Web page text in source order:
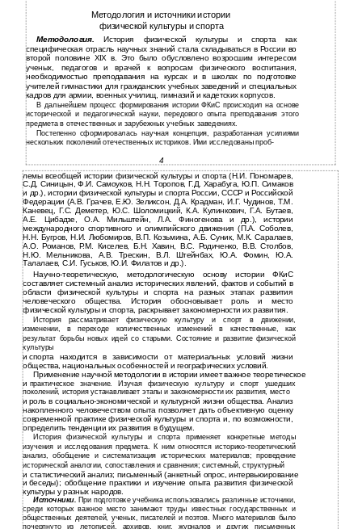
Методология и источники истории
физической культуры и спорта
Методология. История физической культуры и спорта как
специфическая отрасль научных знаний стала складываться в России во
второй половине ХIХ в. Это было обусловлено возросшим интересом
ученых, педагогов и врачей к вопросам физического воспитания,
необходимостью преподавания на курсах и в школах по подготовке
учителей гимнастики для гражданских учебных заведений и специальных
кадров для армии, военных училищ, гимназий и кадетских корпусов.
В дальнейшем процесс формирования истории ФКиС происходил на основе
исторической и педагогической науки, передового опыта преподавания этого
предмета в отечественных и зарубежных учебных заведениях.
Постепенно сформировалась научная концепция, разработанная усилиями
нескольких поколений отечественных историков. Ими исследованы проб-
4
лемы всеобщей истории физической культуры и спорта (Н.И. Пономарев,
С.Д. Синицын, Ф.И. Самоуков, Н.Н. Торопов, Г.Д. Харабуга, Ю.П. Симаков
и др.), истории физической культуры и спорта России, СССР и Российской
Федерации (А.В. Грачев, Е.Ю. Зеликсон, Д.А. Крадман, И.Г. Чудинов, Т.М.
Каневец, Г.С. Деметер, Ю.С. Шоломицкий, К.А. Кулинкович, Г.А. Бутаев,
А.Е. Цибадзе, О.А. Мильштейн, Л.А. Финогенова и др.), истории
международного спортивного и олимпийского движения (П.А. Соболев,
Н.Н. Бугров, Н.И. Любомиров, В.П. Козьмина, А.Б. Суник, М.К. Саралаев,
А.О. Романов, Р.М. Киселев, Б.Н. Хавин, В.С. Родиченко, В.В. Столбов,
Н.Ю. Мельникова, А.В. Трескин, В.Л. Штейнбах, Ю.А. Фомин, Ю.А.
Талалаев, С.И. Гуськов, Ю.И. Филатов и др.).
Научно-теоретическую, методологическую основу истории ФКиС
составляет системный анализ исторических явлений, фактов и событий в
области физической культуры и спорта на разных этапах развития
человеческого общества. История обосновывает роль и место
физической культуры и спорта, раскрывает закономерности их развития.
История рассматривает физическую культуру и спорт в движении,
изменении, в переходе количественных изменений в качественные, как
результат борьбы новых идей со старыми. Состояние и развитие физической
культуры
и спорта находится в зависимости от материальных условий жизни
общества, национальных особенностей и географических условий.
Применение научной методологии в истории имеет важное теоретическое
и практическое значение. Изучая физическую культуру и спорт ушедших
поколений, история устанавливает этапы и закономерности их развития, место
и роль всоциально-экономической и культурной жизни общества. Анализ
накопленного человечеством опыта позволяет дать объективную оценку
современной практике физической культуры и спорта и, по возможности,
определить тенденции их развития в будущем.
История физической культуры и спорта применяет конкретные методы
изучения и исследования предмета. К ним относятся историко-теоретический
анализ, обобщение и систематизация исторических материалов; проведение
исторической аналогии, сопоставления и сравнения; системный, структурный
и статистический анализ; письменный (анкетный опрос, интервьюирование
и беседы); обобщение практики и изучение опыта развития физической
культуры у разных народов.
Источники.
При подготовке учебника использовались различные источники,
среди которых важное место занимают труды известных государственных и
общественных деятелей, ученых, писателей и поэтов. Много материалов было
почерпнуто из летописей, архивов, книг, журналов и других письменных